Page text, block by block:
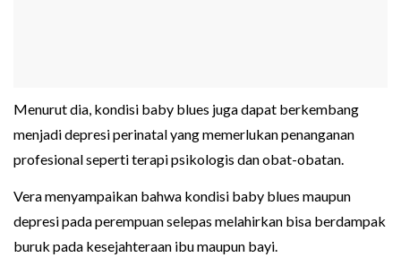
Menurut dia, kondisi baby blues juga dapat berkembang
menjadi depresi perinatal yang memerlukan penanganan
profesional seperti terapi psikologis dan obat-obatan.
Vera menyampaikan bahwa kondisi baby blues maupun
depresi pada perempuan selepas melahirkan bisa berdampak
buruk pada kesejahteraan ibu maupun bayi.